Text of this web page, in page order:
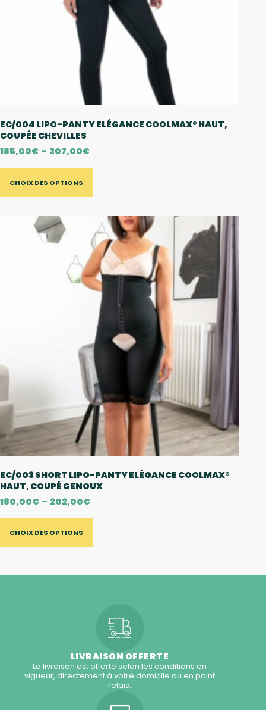
EC/004 LIPO-PANTY ELÉGANCE COOLMAX® HAUT,
COUPÉE CHEVILLES
185,00€ – 207,00€
CHOIX DES OPTIONS
EC/003 SHORT LIPO-PANTY ELÉGANCE COOLMAX®
HAUT, COUPÉ GENOUX
180,00€ – 202,00€
CHOIX DES OPTIONS
LIVRAISON OFFERTE
La livraison est offerte selon les conditions en
vigueur, directement à votre domicile ou en point
relais.